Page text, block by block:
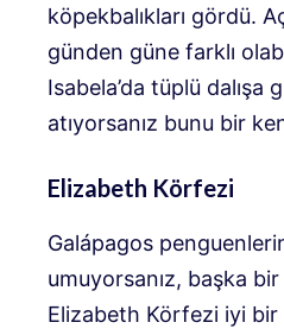
köpekbalıkları gördü.
günden güne farklı
Isabela’da tüplü dalışa
atıyorsanız bunu bir
Elizabeth Körfezi
Galápagos
umuyorsanız, başka
Elizabeth Körfezi iyi bir